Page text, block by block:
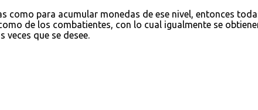
como para acumular monedas de ese nivel, entonces
de los combatientes, con lo cual igualmente se
que se desee.